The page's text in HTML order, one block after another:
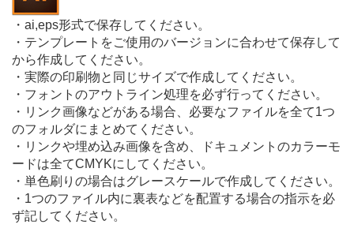
・ai,eps形式で保存してください。
・テンプレートをご使用のバージョンに合わせて保存して
から作成してください。
・実際の印刷物と同じサイズで作成してください。
・フォントのアウトライン処理を必ず行ってください。
・リンク画像などがある場合、必要なファイルを全て1つ
のフォルダにまとめてください。
・リンクや埋め込み画像を含め、ドキュメントのカラーモ
ードは全てCMYKにしてください。
・単色刷りの場合はグレースケールで作成してください。
・1つのファイル内に裏表などを配置する場合の指示を必
ず記してください。